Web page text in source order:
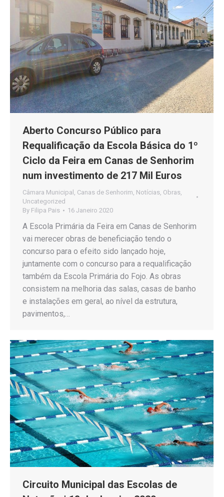
Aberto Concurso Público para
Requalificação da Escola Básica do 1º
Ciclo da Feira em Canas de Senhorim
num investimento de 217 Mil Euros
Câmara Municipal Canas de Senhorim Notícias Obras
Uncategorized
By Filipa Pais 16 Janeiro 2020
A Escola Primária da Feira em Canas de Senhorim
vai merecer obras de beneficiação tendo o
concurso para o efeito sido lançado hoje,
juntamente com o concurso para a requalificação
também da Escola Primária do Fojo. As obras
consistem na melhoria das salas, casas de banho
e instalações em geral, ao nível da estrutura,
pavimentos,…
Circuito Municipal das Escolas de